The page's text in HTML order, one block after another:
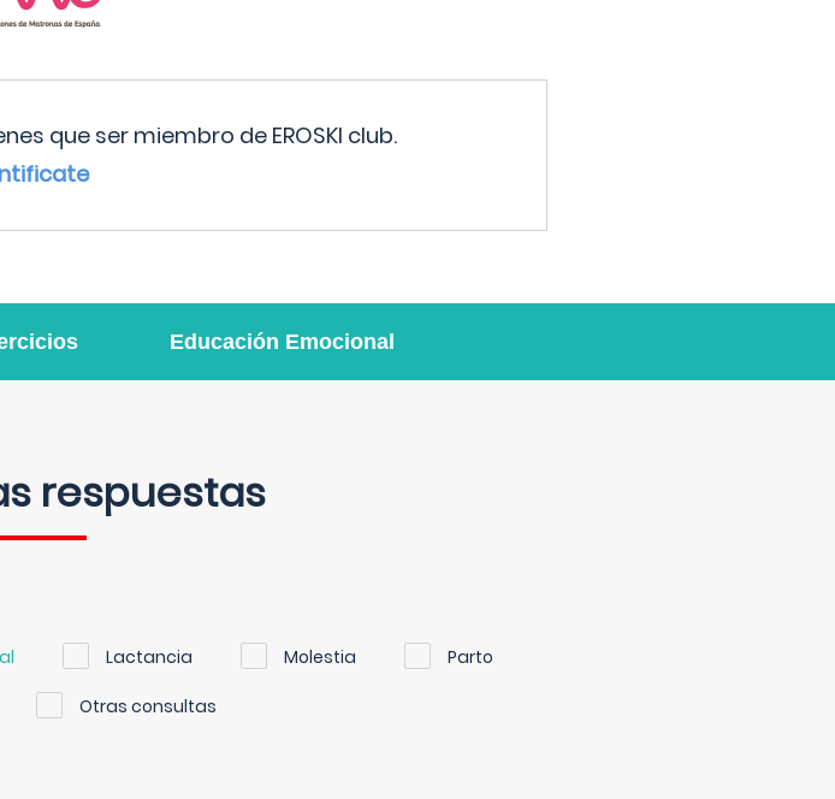
que ser miembro de EROSKI club.
Educación Emocional
respuestas
Lactancia Molestia Parto
Otras consultas